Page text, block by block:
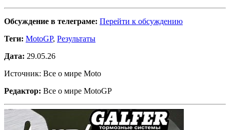
Обсуждение в телеграме: Перейти к обсуждению
Теги: MotoGP, Результаты
Дата: 29.05.26
Источник: Все о мире Moto
Редактор: Все о мире MotoGP